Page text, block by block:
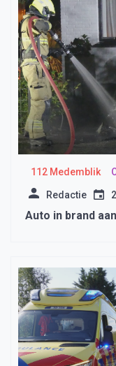
112 Medemblik
Redactie
Auto in brand